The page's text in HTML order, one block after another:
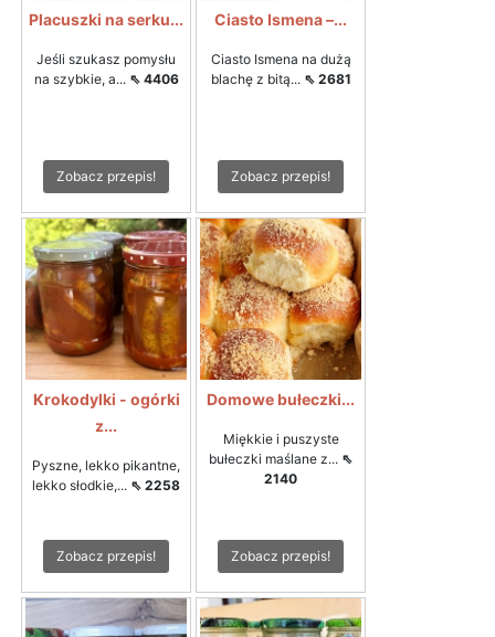
Placuszki na serku...
Jeśli szukasz pomysłu
na szybkie, a... ⇖ 4406
Zobacz przepis!
Ciasto Ismena –...
Ciasto Ismena na dużą
blachę z bitą... ⇖ 2681
Zobacz przepis!
Krokodylki - ogórki
z...
Pyszne, lekko pikantne,
lekko słodkie,... ⇖ 2258
Zobacz przepis!
Domowe bułeczki...
Miękkie i puszyste
bułeczki maślane z... ⇖
2140
Zobacz przepis!